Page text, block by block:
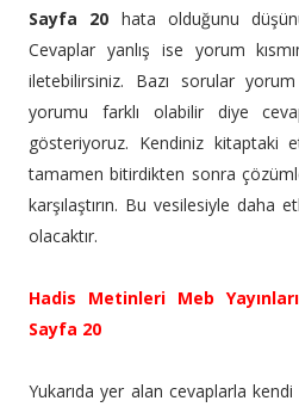
Sayfa 20 hata olduğunu
Cevaplar yanlış ise yorum
iletebilirsiniz. Bazı sorular
yorumu farklı olabilir diye
gösteriyoruz. Kendiniz kitaptaki
tamamen bitirdikten sonra
karşılaştırın. Bu vesilesiyle daha
olacaktır.
Hadis Metinleri Meb
Sayfa 20
Yukarıda yer alan cevaplarla kendi